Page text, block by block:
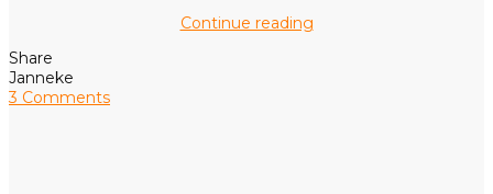
Continue reading
Share
Janneke
3 Comments